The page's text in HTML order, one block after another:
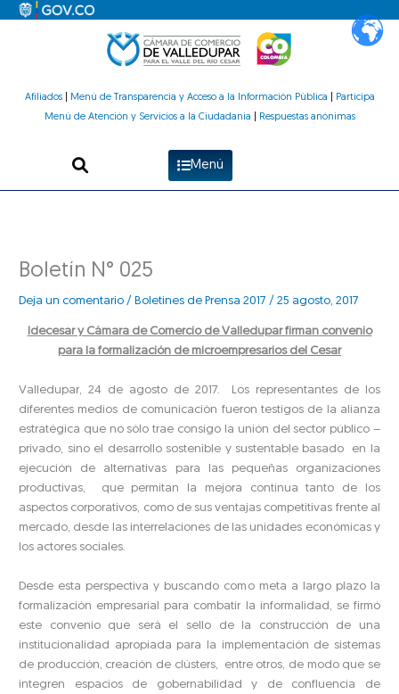
Afiliados| Menú de Transparencia y Acceso a la Información Pública
Participa
Menú de Atención y Servicios a la Ciudadanía
Respuestas anónimas
Menú
Boletín N° 025
Deja un comentario / Boletines de Prensa 2017 /25 agosto, 2017
Idecesar y Cámara de Comercio de Valledupar firman convenio
para la formalización de microempresarios del Cesar
Valledupar, 24 de agosto de 2017. Los representantes de los
diferentes medios de comunicación fueron testigos de la alianza
estratégica que no sólo trae consigo la unión del sector público –
privado, sino el desarrollo sostenible y sustentable basado en la
ejecución de alternativas para las pequeñas organizaciones
productivas, que permitan la mejora continua tanto de los
aspectos corporativos, como de sus ventajas competitivas frente al
mercado, desde las interrelaciones de las unidades económicas y
los actores sociales.
Desde esta perspectiva y buscando como meta a largo plazo la
formalización empresarial para combatir la informalidad, se firmó
este convenio que será el sello de la construcción de una
institucionalidad apropiada para la implementación de sistemas
de producción, creación de clústers, entre otros, de modo que se
integren espacios de gobernabilidad y de confluencia de